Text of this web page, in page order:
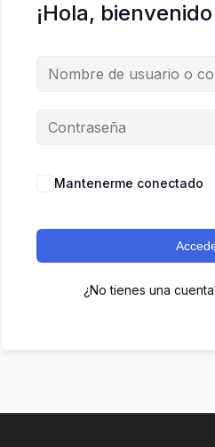
¡Hola,
Mantenerme conectado
¿No tienes una